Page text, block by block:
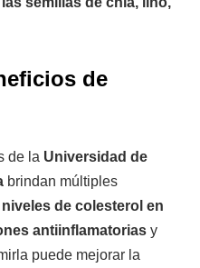
de
de la Universidad de
brindan múltiples
de colesterol en
antiinflamatorias y
puede mejorar la